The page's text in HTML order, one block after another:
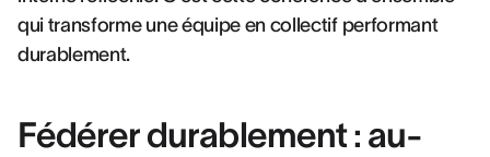
qui transforme une équipe en collectif performant
durablement.
Fédérer durablement : au-